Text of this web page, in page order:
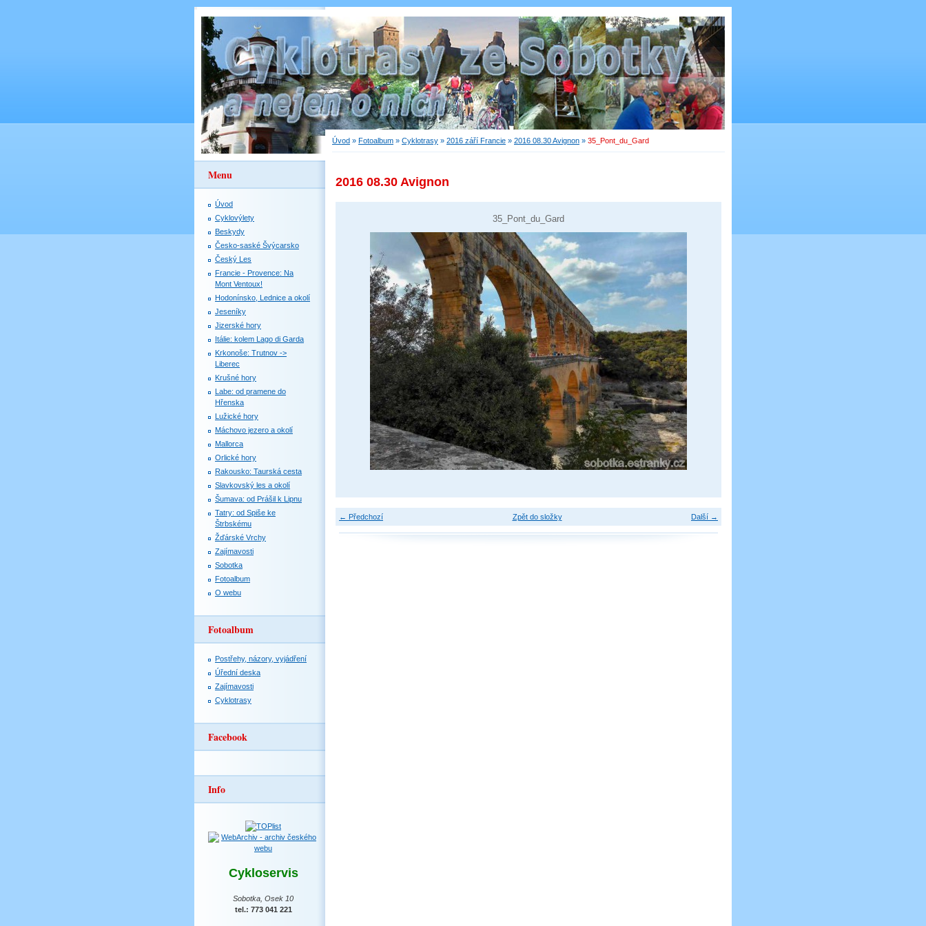
Úvod » Fotoalbum » Cyklotrasy » 2016 září Francie » 2016 08.30 Avignon » 35_Pont_du_Gard
2016 08.30 Avignon
35_Pont_du_Gard
← Předchozí Další →
Zpět do složky
Menu
Úvod
Cyklovýlety
Beskydy
Česko-saské Švýcarsko
Český Les
Francie - Provence: Na
Mont Ventoux!
Hodonínsko, Lednice a okolí
Jeseníky
Jizerské hory
Itálie: kolem Lago di Garda
Krkonoše: Trutnov ->
Liberec
Krušné hory
Labe: od pramene do
Hřenska
Lužické hory
Máchovo jezero a okolí
Mallorca
Orlické hory
Rakousko: Taurská cesta
Slavkovský les a okolí
Šumava: od Prášil k Lipnu
Tatry: od Spiše ke
Štrbskému
Žďárské Vrchy
Zajímavosti
Sobotka
Fotoalbum
O webu
Fotoalbum
Postřehy, názory, vyjádření
Úřední deska
Zajímavosti
Cyklotrasy
Facebook
Info
Cykloservis
Sobotka, Osek 10
tel.: 773 041 221